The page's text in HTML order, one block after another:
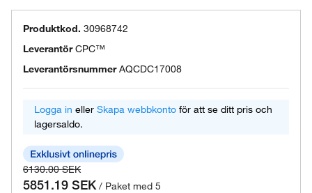
Produktkod. 30968742
LeverantörCPC™
Leverantörsnummer AQCDC17008
Logga in eller Skapa webbkonto för att se ditt pris och
lagersaldo.
6130.00 SEK
5851.19 SEK / Paket med 5